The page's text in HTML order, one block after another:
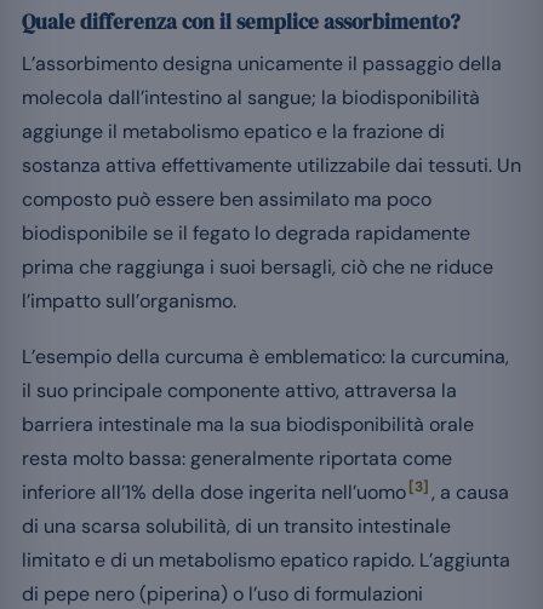
Quale differenza con il semplice assorbimento?
L’assorbimento designa unicamente il passaggio della
molecola dall’intestino al sangue; la biodisponibilità
aggiunge il metabolismo epatico e la frazione di
sostanza attiva effettivamente utilizzabile dai tessuti. Un
composto può essere ben assimilato ma poco
biodisponibile se il fegato lo degrada rapidamente
prima che raggiunga i suoi bersagli, ciò che ne riduce
l’impatto sull’organismo.
L’esempio della curcuma è emblematico: la curcumina,
il suo principale componente attivo, attraversa la
barriera intestinale ma la sua biodisponibilità orale
resta molto bassa: generalmente riportata come
inferiore all’1% della dose ingerita nell’uomo[3] , a causa
di una scarsa solubilità, di un transito intestinale
limitato e di un metabolismo epatico rapido. L’aggiunta
di pepe nero (piperina) o l’uso di formulazioni